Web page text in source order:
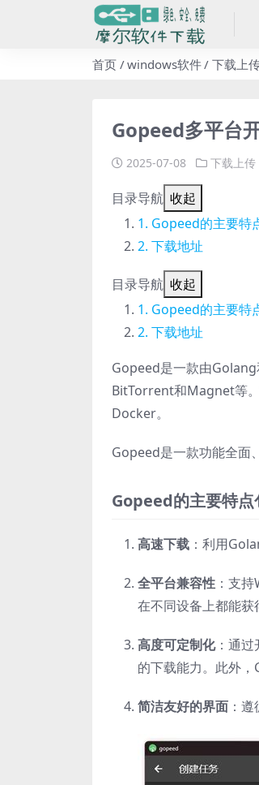
首页 windows软件 下载上
Gopeed多平台
2025-07-08 下载上传
目录导航 收起
Gopeed的主要特
下载地址
目录导航 收起
Gopeed的主要特
下载地址
Gopeed是一款由
BitTorrent和Magnet等
Docker。
Gopeed是一款功能全面
Gopeed的主要特点
高速下载 ：利用
全平台兼容性 ：支
在不同设备上都能
高度可定制化：通过
的下载能力。此外，
简洁友好的界面 ：